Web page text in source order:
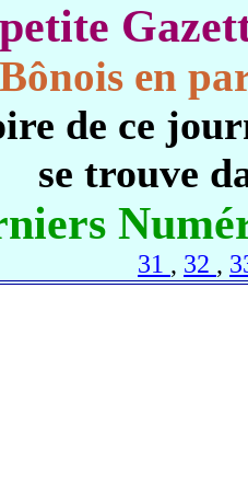
en
de ce
se trouve
31 , 32 ,